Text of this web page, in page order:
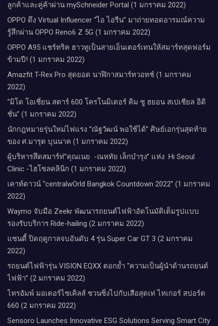
ลูกค้าและคู่ค้าผ่าน mySchneider Portal (1 มกราคม 2022)
OPPO ดึง Virtual Influencer “ไอ ไอรีน” มาถ่ายทอดอารมณ์ความ
รู้สึกผ่าน OPPO Reno6 Z 5G (1 มกราคม 2022)
OPPO A95 แชร์ทริค ฮาวทูเป็นสายเอ็นเตอร์เทนให้สมาร์ทสุดฟอร์ม
ข้ามปี! (1 มกราคม 2022)
Amazfit T-Rex Pro สุดยอด นาฬิกาสมาร์ทวอทช์ (1 มกราคม
2022)
“มิโด โอเชี่ยน สตาร์ 600 โครโนมิเตอร์ คิม ซู ฮยอน สเปเชียล อิดิ
ชั่น” (1 มกราคม 2022)
นักกฎหมายรุ่นใหม่ไฟแรง “ณัฐวัฒน์ พอใช้ได้” ศิษย์เอกรุ่นสุดท้าย
ของ ศ.มารุต บุนนาค (1 มกราคม 2022)
ผู้บริหารสึดสมาร์ท่”คุณเนย -ณหทัย เล็กบำรุง” แห่ง Hi Seoul
Clinic -ไฮโซลคลินิก (1 มกราคม 2022)
เคาท์ดาวน์​ “centralwOrld Bangkok Countdown 2022” (1 มกราคม
2022)
Waymo จับมือ Zeekr พัฒนารถยนต์ไฟฟ้าอัตโนมัติเต็มรูปแบบ
รองรับบริการ Ride-hailing (2 มกราคม 2022)
แซนดี้ ปิดฤดูกาลจบอันดับ 4 รุ่น Super Car GT 3 (2 มกราคม
2022)
รถยนต์ไฟฟ้ารุ่น VISION EQXX ตอกย้ำ “ความเป็นผู้นำด้านรถยนต์
ไฟฟ้า” (2 มกราคม 2022)
ไทรอัมพ์ มอเตอร์ไซเคิลส์ ชวนซิ่งไปกับเสือสุดเท่ ไทเกอร์ สปอร์ต
660 (2 มกราคม 2022)
Sensoro Launches Innovative ESG Solutions Serving Smart City